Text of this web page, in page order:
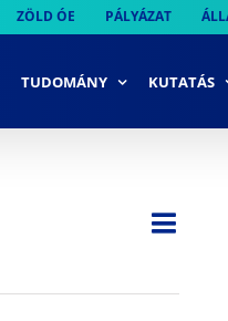
ZÖLD ÓE PÁLYÁZAT
TUDOMÁNY KUTATÁS
Nap